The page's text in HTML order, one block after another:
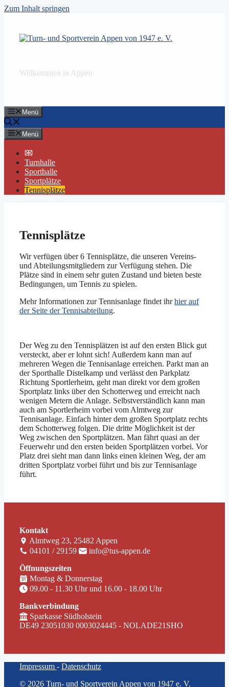
Zum Inhalt springen
Willkommen in Appen
Menü
Menü
Turnhalle
Sporthalle
Sportplätze
Tennisplätze
Tennisplätze
Wir verfügen über 6 Tennisplätze, die unseren Vereins-
und Abteilungsmitgliedern zur Verfügung stehen. Die
Plätze sind in einem sehr guten Zustand und bieten beste
Bedingungen, um Tennis zu spielen.
Mehr Informationen zur Tennisanlage findet ihrhier auf
der Seite der Tennisabteilung.
Der Weg zu den Tennisplätzen ist auf den ersten Blick gut
versteckt, aber er lohnt sich! Außerdem kann man auf
mehreren Wegen die Tennisanlage erreichen. Parkt man an
der Sporthalle Distelkamp und verlässt den Parkplatz
Richtung Sportlerheim, geht man direkt vor dem großen
Sportplatz links über den Schotterweg und erreicht nach
wenigen Metern die Anlage. Selbstverständlich kann man
auch am Sportlerheim vorbei vom Almtweg zur
Tennisanlage. Einfach hinter dem großen Sportplatz rechts
dem Schotterweg folgen. Die dritte Möglichkeit ist der
Weg zwischen den Sportplätzen. Man fährt quasi an der
Feuerwehr und den ersten beiden Sportplätzen vorbei. Vor
Platz drei sieht man dann links einen kleinen Weg, der am
dritten Sportplatz vorbei führt und bis zur Tennisanlage
führt.
Kontakt
Almtweg 23, 25482 Appen
04101 / 29159
info@tus-appen.de
Öffnungszeiten
Montag & Donnerstag
09.00 - 11.30 Uhr und 16.00 - 18.00 Uhr
Bankverbindung
Sparkasse Südholstein
DE49 23051030 0003024445 - NOLADE21SHO
Impressum - Datenschutz
© 2026 Turn- und Sportverein Appen von 1947 e. V.